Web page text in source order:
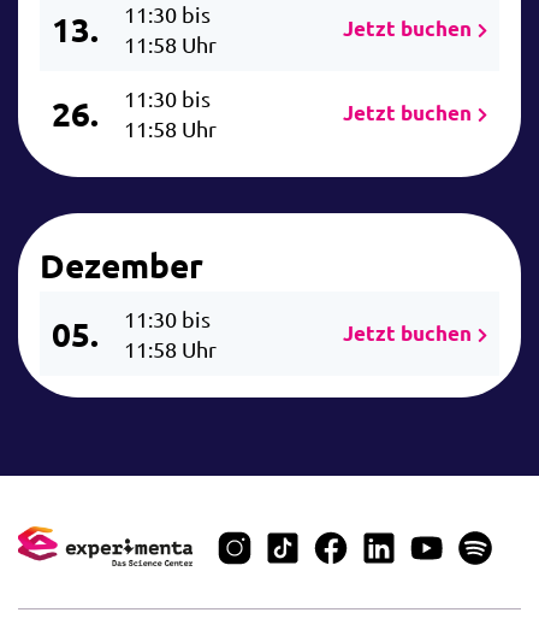
13.
11:30 bis
11:58 Uhr
Jetzt buchen
26.
11:30 bis
11:58 Uhr
Jetzt buchen
Dezember
05.
11:30 bis
11:58 Uhr
Jetzt buchen